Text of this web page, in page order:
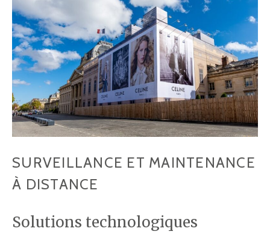
SURVEILLANCE ET MAINTENANCE
À DISTANCE
Solutions technologiques